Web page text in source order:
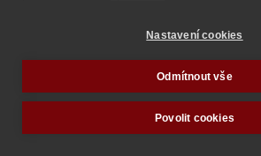
Nedostatek vědeckých
Španělsku odbornou debatu
Nastavení cookies
Odmítnout vše
Povolit cookies